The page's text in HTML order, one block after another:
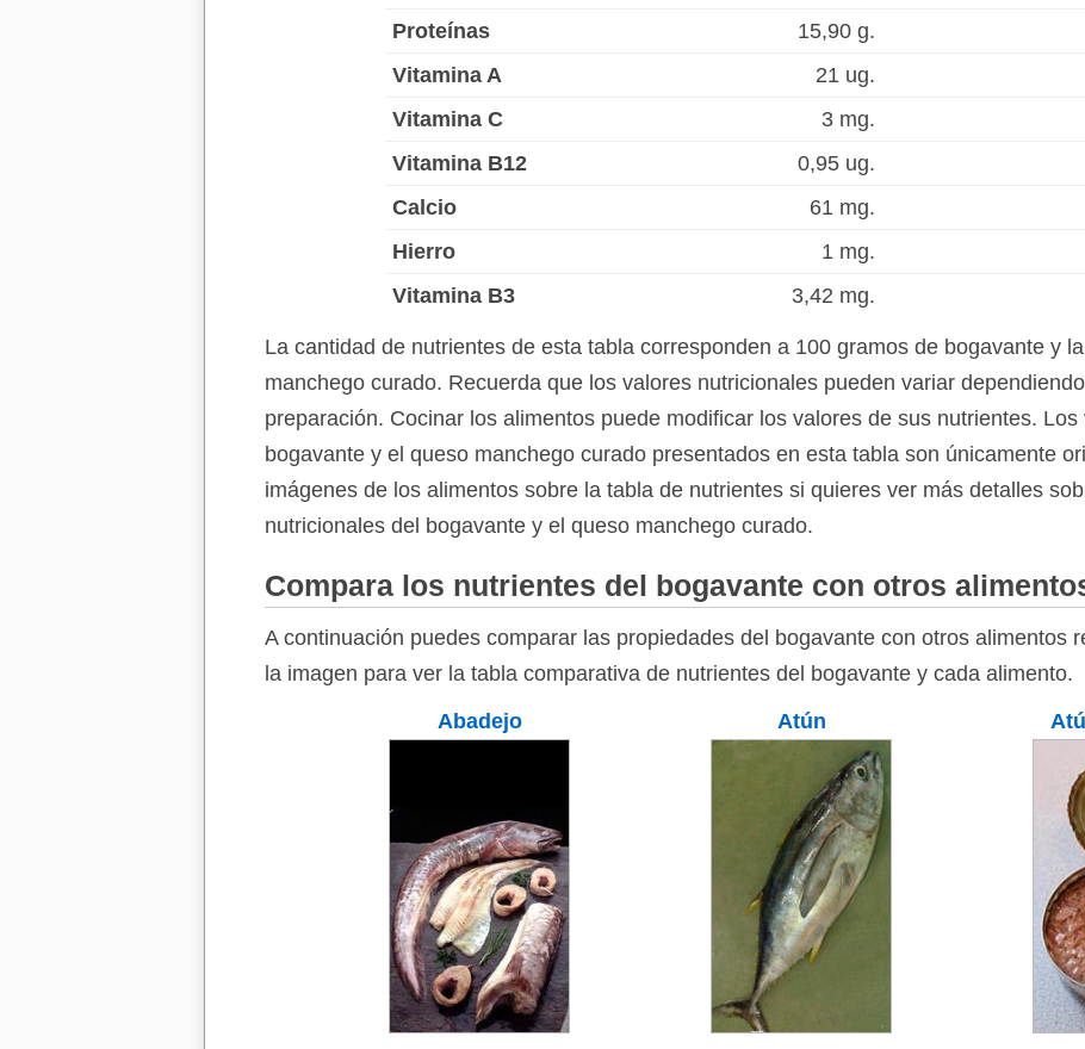
Proteínas
15,90 g.
Vitamina A
21 ug.
Vitamina C
3 mg.
Vitamina B12
0,95 ug.
Calcio
61 mg.
Hierro
1 mg.
Vitamina B3
3,42 mg.
La cantidad de nutrientes de esta tabla corresponden a 100 gramos de bogavante y
manchego curado. Recuerda que los valores nutricionales pueden variar
preparación. Cocinar los alimentos puede modificar los valores de sus nutrientes. Los
bogavante y el queso manchego curado presentados en esta tabla son únicamente
imágenes de los alimentos sobre la tabla de nutrientes si quieres ver más detalles
nutricionales del bogavante y el queso manchego curado.
Compara los nutrientes del bogavante con otros
A continuación puedes comparar las propiedades del bogavante con otros alimentos
la imagen para ver la tabla comparativa de nutrientes del bogavante y cada alimento.
Abadejo
Atún